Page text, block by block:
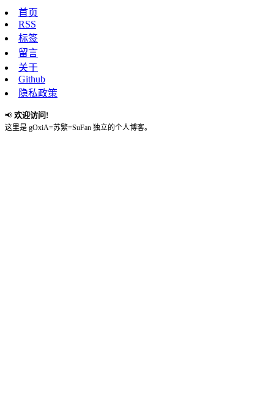
首页
RSS
标签
留言
关于
Github
隐私政策
📢 欢迎访问!
这里是 gOxiA=苏繁=SuFan 独立的个人博客。